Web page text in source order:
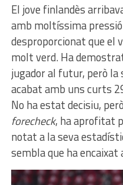
El jove finlandès
amb moltíssima
desproporcionat que el
molt verd. Ha
jugador al futur, però
acabat amb uns curts
No ha estat decisiu,
forecheck, ha aprofitat
notat a la seva
sembla que ha encaixat